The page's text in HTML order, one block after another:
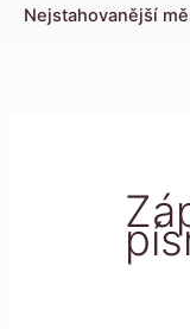
Nejstahovanější